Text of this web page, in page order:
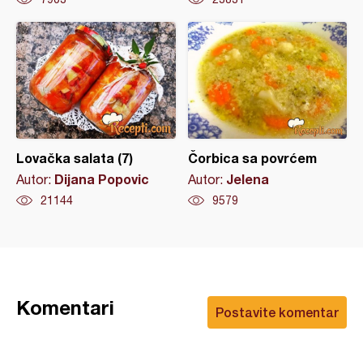
Lovačka salata (7)
Autor: Dijana Popovic
21144
Čorbica sa povrćem
Autor: Jelena
9579
Postavite komentar
Komentari